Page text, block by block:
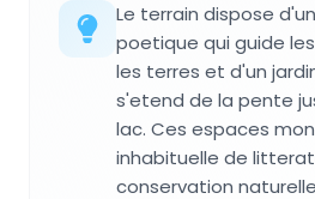
Le terrain dispose
poetique qui guide
les terres et d'un
s'etend de la pente
lac. Ces espaces
inhabituelle de
conservation